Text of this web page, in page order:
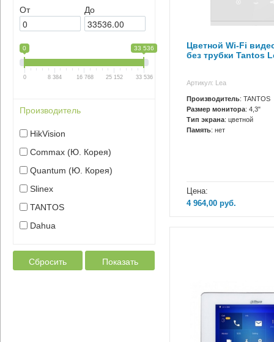
От До
0 33 536
0 8 384 16 768 25 152 33 536
Производитель
HikVision
Сommax (Ю. Корея)
Quantum (Ю. Корея)
Slinex
TANTOS
Dahua
Сбросить Показать
Цветной Wi-Fi
без трубки Tantos
Артикул: Lea
Производитель: TANTOS
Размер монитора: 4,3"
Тип экрана: цветной
Память: нет
Цена:
4 964,00 руб.